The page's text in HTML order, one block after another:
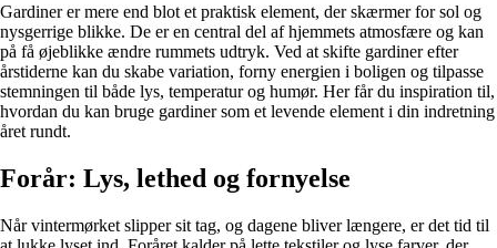
Gardiner er mere end blot et praktisk element, der skærmer for sol og
nysgerrige blikke. De er en central del af hjemmets atmosfære og kan
på få øjeblikke ændre rummets udtryk. Ved at skifte gardiner efter
årstiderne kan du skabe variation, forny energien i boligen og tilpasse
stemningen til både lys, temperatur og humør. Her får du inspiration til,
hvordan du kan bruge gardiner som et levende element i din indretning
året rundt.
Forår: Lys, lethed og fornyelse
Når vintermørket slipper sit tag, og dagene bliver længere, er det tid til